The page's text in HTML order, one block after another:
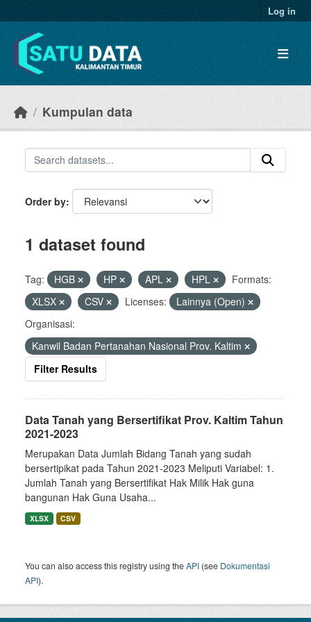
Log in
Kumpulan data
Order by
1 dataset found
Tag: HGB HP APL HPL
Formats:
XLSX
CSV Licenses:
Lainnya (Open)
Organisasi:
Kanwil Badan Pertanahan Nasional Prov. Kaltim
Filter Results
Data Tanah yang Bersertifikat Prov. Kaltim Tahun
2021-2023
Merupakan Data Jumlah Bidang Tanah yang sudah
bersertipikat pada Tahun 2021-2023 Meliputi Variabel: 1.
Jumlah Tanah yang Bersertifikat Hak Milik Hak guna
bangunan Hak Guna Usaha...
XLSX CSV
You can also access this registry using theAPI (see Dokumentasi
API).